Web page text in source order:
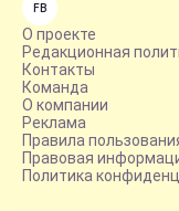
FB
О проекте
Редакционная
Контакты
Команда
О компании
Реклама
Правила
Правовая
Политика